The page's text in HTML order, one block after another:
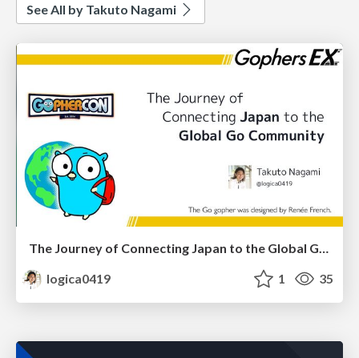
See All by Takuto Nagami
The Journey of Connecting Japan to the Global Go Community
logica0419
1 35